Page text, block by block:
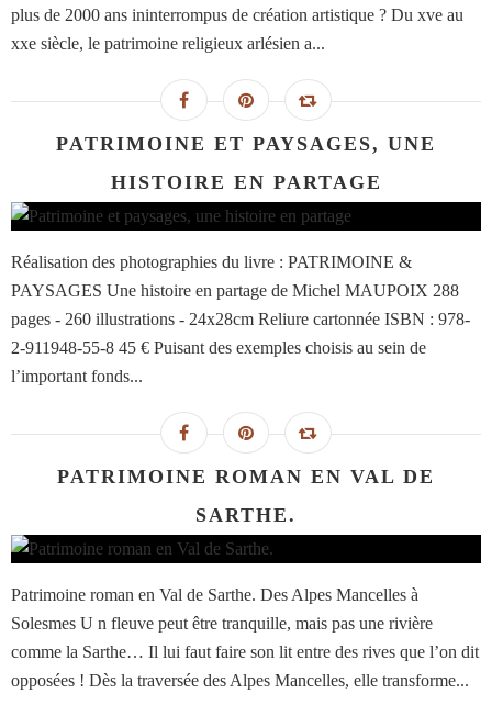
plus de 2000 ans ininterrompus de création artistique ? Du xve au
xxe siècle, le patrimoine religieux arlésien a...
PATRIMOINE ET PAYSAGES, UNE
HISTOIRE EN PARTAGE
Réalisation des photographies du livre : PATRIMOINE &
PAYSAGES Une histoire en partage de Michel MAUPOIX 288
pages - 260 illustrations - 24x28cm Reliure cartonnée ISBN : 978-
2-911948-55-8 45 € Puisant des exemples choisis au sein de
l’important fonds...
PATRIMOINE ROMAN EN VAL DE
SARTHE.
Patrimoine roman en Val de Sarthe. Des Alpes Mancelles à
Solesmes U n fleuve peut être tranquille, mais pas une rivière
comme la Sarthe… Il lui faut faire son lit entre des rives que l’on dit
opposées ! Dès la traversée des Alpes Mancelles, elle transforme...